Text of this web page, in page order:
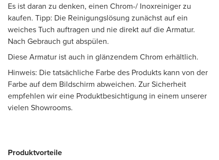
Es ist daran zu denken, einen Chrom-/ Inoxreiniger zu
kaufen. Tipp: Die Reinigungslösung zunächst auf ein
weiches Tuch auftragen und nie direkt auf die Armatur.
Nach Gebrauch gut abspülen.
Diese Armatur ist auch in glänzendem Chrom erhältlich.
Hinweis: Die tatsächliche Farbe des Produkts kann von der
Farbe auf dem Bildschirm abweichen. Zur Sicherheit
empfehlen wir eine Produktbesichtigung in einem unserer
vielen Showrooms.
Produktvorteile